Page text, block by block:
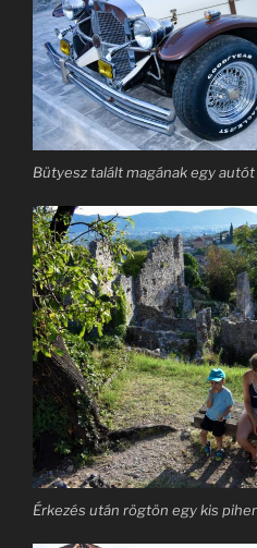
Bütyesz talált magának egy autót
Érkezés után rögtön egy kis